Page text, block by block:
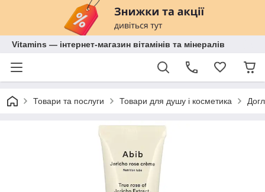
Vitamins — інтернет-магазин вітамінів та мінералів
Товари та послуги Товари для душу і косметика